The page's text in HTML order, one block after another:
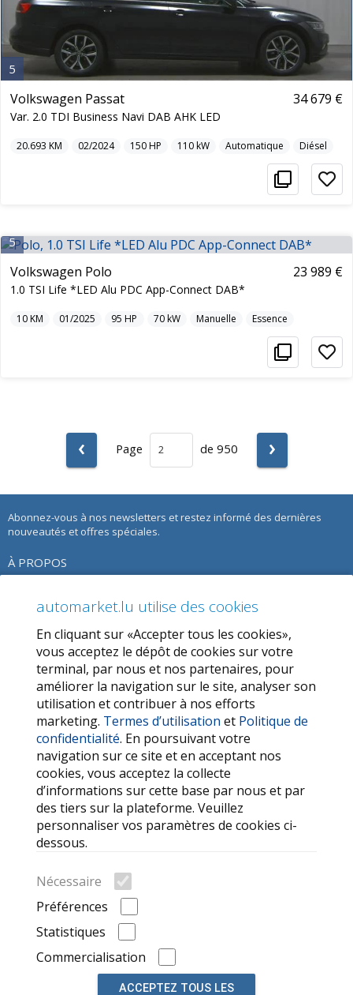
5
Volkswagen Passat
Var. 2.0 TDI Business Navi DAB AHK LED
34 679 €
20.693 KM 02/2024 150HP 110kW Automatique Diésel
5
Volkswagen Polo
1.0 TSI Life *LED Alu PDC App-Connect DAB*
23 989 €
10KM 01/2025 95 HP 70kW Manuelle Essence
‹ Page de 950 ›
automarket.lu utilise des cookies
En cliquant sur «Accepter tous les cookies»,
vous acceptez le dépôt de cookies sur votre
terminal, par nous et nos partenaires, pour
améliorer la navigation sur le site, analyser son
utilisation et contribuer à nos efforts
marketing. Termes d’utilisation et Politique de
confidentialité. En poursuivant votre
navigation sur ce site et en acceptant nos
cookies, vous acceptez la collecte
d’informations sur cette base par nous et par
des tiers sur la plateforme. Veuillez
personnaliser vos paramètres de cookies ci-
dessous.
Nécessaire
Préférences
Statistiques
Commercialisation
ACCEPTEZ TOUS LES
Abonnez-vous à nos newsletters et restez informé des dernières
nouveautés et offres spéciales.
À PROPOS
Termes d’utilisation
Politique de confidentialité
SERVICES
Contactez-nous
Mes favoris
Cookie
Recherche
Marques de voitures
Annonces récemment consultées